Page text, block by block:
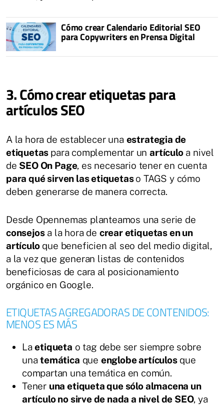
Cómo crear Calendario Editorial SEO
para Copywriters en Prensa Digital
3. Cómo crear etiquetas para
artículos SEO
A la hora de establecer una estrategia de
etiquetas para complementar unartículoa nivel
de SEO On Page, es necesario tener en cuenta
para qué sirven las etiquetaso TAGS y cómo
deben generarse de manera correcta.
Desde Opennemas planteamos una serie de
consejosa la hora de crear etiquetas en un
artículoque beneficien al seo del medio digital,
a la vez que generan listas de contenidos
beneficiosas de cara al posicionamiento
orgánico en Google.
ETIQUETAS AGREGADORAS DE CONTENIDOS:
MENOS ES MÁS
Laetiqueta o tag debe ser siempre sobre
unatemática que englobe artículosque
compartan una temática en común.
Tener una etiqueta que sólo almacena un
artículo no sirve de nada a nivel de SEO, ya